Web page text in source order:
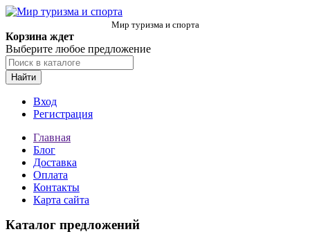
Мир туризма и спорта
Корзина ждет
Выберите любое предложение
Найти
Вход
Регистрация
Главная
Блог
Доставка
Оплата
Контакты
Карта сайта
Каталог предложений